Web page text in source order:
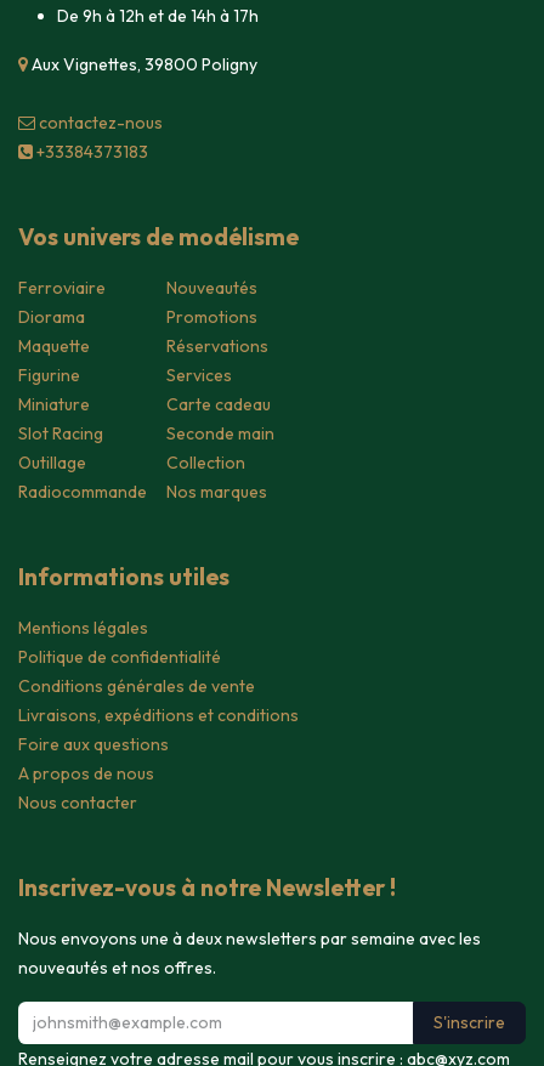
De 9h à 12h et de 14h à 17h
Aux Vignettes, 39800 Poligny
contacte​z-nous
+33384373183
Vos univers de modélisme
Ferroviaire
Diorama
Maquette
Figurine
Miniature
Slot Racing
Outillage
Radiocommande
Nouveautés
Promotions
Réservations
Services
Carte cadeau
Seconde main
Collection
Nos marques
Informations utiles
Mentions légales
Politique de confidentialité
Conditions générales de vente
Livraisons, expéditions et conditions
Foire aux questions
A propos de nous
Nous contacter
Inscrivez-vous à notre Newsletter !
Nous envoyons une à deux newsletters par semaine avec les
nouveautés et nos offres.
S'inscrire
Renseignez votre adresse mail pour vous inscrire : abc@xyz.com